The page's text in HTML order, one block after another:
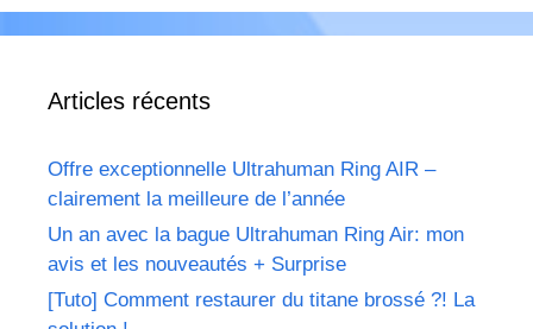
Articles récents
Offre exceptionnelle Ultrahuman Ring AIR –
clairement la meilleure de l’année
Un an avec la bague Ultrahuman Ring Air: mon
avis et les nouveautés + Surprise
[Tuto] Comment restaurer du titane brossé ?! La